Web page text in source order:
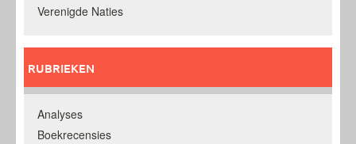
Verenigde Naties
RUBRIEKEN
Analyses
Boekrecensies